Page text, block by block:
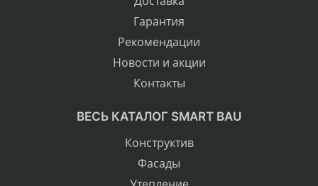
Гарантия
Рекомендации
Новости и акции
Контакты
ВЕСЬ КАТАЛОГ SMART BAU
Конструктив
Фасады